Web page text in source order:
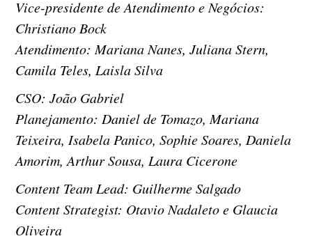
Vice-presidente de Atendimento e Negócios:
Christiano Bock
Atendimento: Mariana Nanes, Juliana Stern,
Camila Teles, Laisla Silva
CSO: João Gabriel
Planejamento: Daniel de Tomazo, Mariana
Teixeira, Isabela Panico, Sophie Soares, Daniela
Amorim, Arthur Sousa, Laura Cicerone
Content Team Lead: Guilherme Salgado
Content Strategist: Otavio Nadaleto e Glaucia
Oliveira